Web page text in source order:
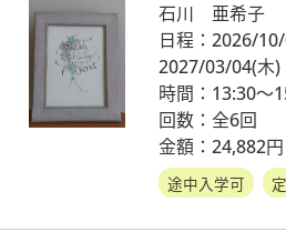
石川 亜希子
日程：2026/
2027/03/04(木)
時間：13:30～
回数：全6回
金額：24,882円
途中入学可